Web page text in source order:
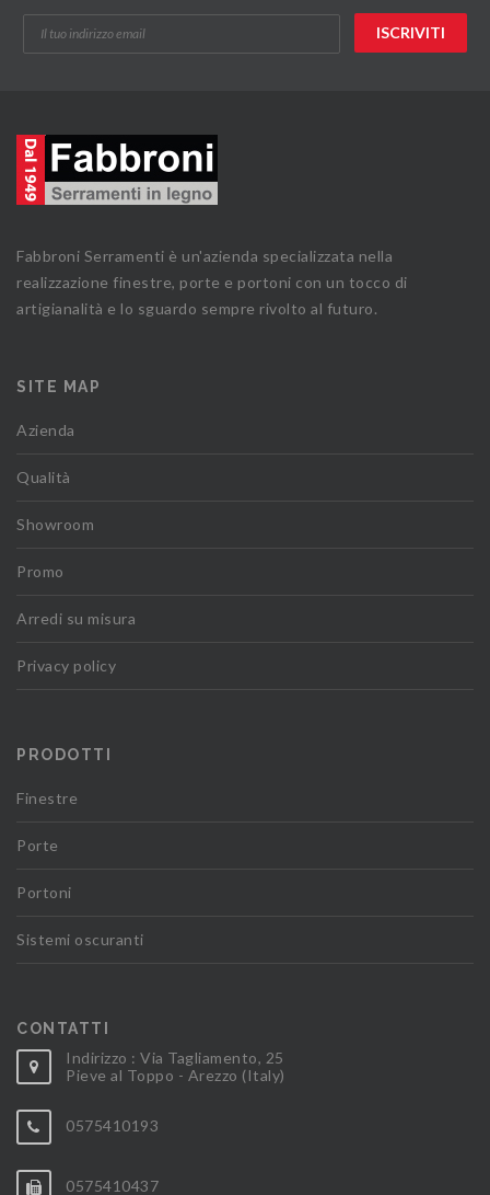
Fabbroni Serramenti è un'azienda specializzata nella
realizzazione finestre, porte e portoni con un tocco di
artigianalità e lo sguardo sempre rivolto al futuro.
SITE MAP
Azienda
Qualità
Showroom
Promo
Arredi su misura
Privacy policy
PRODOTTI
Finestre
Porte
Portoni
Sistemi oscuranti
CONTATTI
Indirizzo : Via Tagliamento, 25
Pieve al Toppo - Arezzo (Italy)
0575410193
0575410437